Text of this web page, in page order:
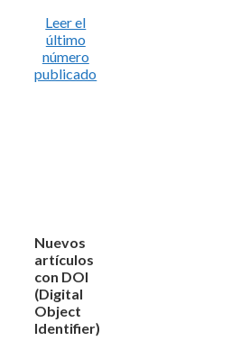
Leer el
último
número
publicado
Nuevos
artículos
con DOI
(Digital
Object
Identifier)